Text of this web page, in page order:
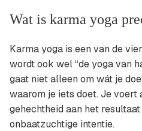
Wat is karma yoga
Karma yoga is een van de
wordt ook wel “de yoga van
gaat niet alleen om wát je
waarom je iets doet. Je voert
gehechtheid aan het
onbaatzuchtige intentie.